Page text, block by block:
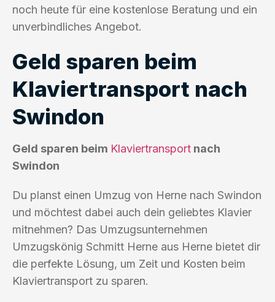
noch heute für eine kostenlose Beratung und ein
unverbindliches Angebot.
Geld sparen beim
Klaviertransport nach
Swindon
Geld sparen beim Klaviertransport nach
Swindon
Du planst einen Umzug von Herne nach Swindon
und möchtest dabei auch dein geliebtes Klavier
mitnehmen? Das Umzugsunternehmen
Umzugskönig Schmitt Herne aus Herne bietet dir
die perfekte Lösung, um Zeit und Kosten beim
Klaviertransport zu sparen.